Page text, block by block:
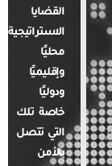
القضايا
الاستراتيجية
محليًا
وإقليميًا
ودوليًا
خاصة تلك
التي تتصل
بالأمن